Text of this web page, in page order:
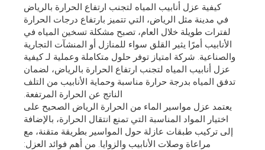
كيفية عزل أنابيب المياه لتجنب ارتفاع الحرارة بالرياض
في مدينة مثل الرياض، التي تتميز بارتفاع درجات الحرارة
لفترات طويلة خلال العام، تصبح مشكلة تسخين المياه في
الأنابيب أمرًا يثير القلق سواء للمنازل أو المنشآت التجارية
والصناعية. شركة امتياز توفر حلول متكاملة وعملية لـ كيفية
عزل أنابيب المياه لتجنب ارتفاع الحرارة بالرياض، لضمان
تدفق المياه بدرجة حرارة مناسبة وحماية الأنابيب من التلف
الناتج عن الحرارة المرتفعة.
يعتمد عزل مواسير الماء من الحرارة الرياض الصحيح على
اختيار المواد المناسبة التي تمنع انتقال الحرارة، بالإضافة
إلى تركيب طبقات عازلة حول المواسير بطريقة متقنة، مع
مراعاة وصلات الأنابيب والزوايا. من أهم فوائد العزل: